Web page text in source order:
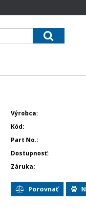
Výrobca
Kód
Part No.
Dostupnosť
Záruka
Porovnať